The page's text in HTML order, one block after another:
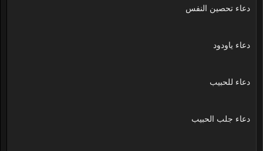
دعاء تحصين النفس
دعاء ياودود
دعاء للحبيب
دعاء جلب الحبيب